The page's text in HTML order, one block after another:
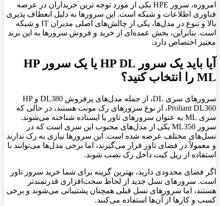
امروزه، سرور HPE یکی از مورد توجه ترین خریداران در عرصه
فناوری اطلاعات و شبکه است. این سرورها به دلیل انعطاف پذیری
بالا و تنوع در مدل‌ها، یکی از چالش‌های اصلی مدیران IT و شبکه
است. بنابراین، بخش عمده‌ای از خرید و فروش سرورها به این برند
معتبر اختصاص دارد.
آیا باید یک سرور HP DL یا یک سرور HP
ML را انتخاب کنید؟
سرورهای سری DL، از جمله مدل‌های پرفروش DL380 و HP
Proliant DL360، از نوع سرورهای رک مونت هستند، در حالی که
سری ML به عنوان سرورهای تاور یا ایستاده شناخته می‌شوند.
سرور ML350 یکی از مدل‌های محبوب این سری است که در
نسل‌های مختلف عرضه شده است. این سرورها نیازی به رک ندارند
و معمولاً در فضای تاور قرار می‌گیرند، اما برخی مدل‌ها می‌توانند با
استفاده از ریل کیت داخل رک نصب شوند.
اگر فضای محدودی دارید، بهترین گزینه برای شما خرید سرور تاور
است. سرورهای نسل جدید از لحاظ سخت‌افزاری قدرتمندتر
هستند، اما سرورهای نسل قبلی همچنان پشتیبانی می‌شوند و برخی
کسب و کارها از آن‌ها استفاده می‌کنند.